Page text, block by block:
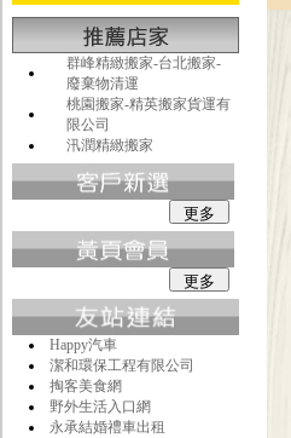
群峰精緻搬家-台北搬家-
廢棄物清運
桃園搬家-精英搬家貨運有
限公司
汛潤精緻搬家
Happy汽車
潔和環保工程有限公司
掏客美食網
野外生活入口網
永承結婚禮車出租